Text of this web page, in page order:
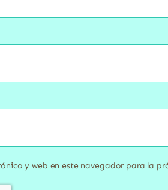
y web en este navegador para la